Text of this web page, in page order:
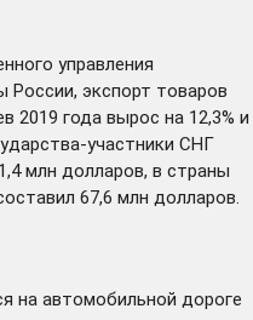
управления
экспорт товаров
2019 года вырос на 12,3% и
участники СНГ
млн долларов, в страны
67,6 млн долларов.
на автомобильной дороге